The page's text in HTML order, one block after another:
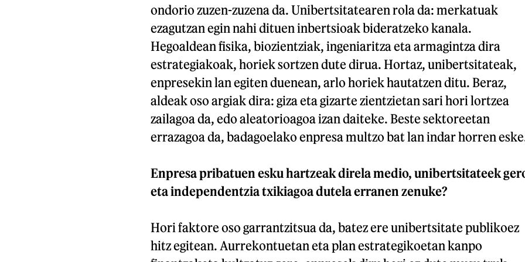
ondorio zuzen-zuzena da. Unibertsitatearen rola da: merkatuak
ezagutzan egin nahi dituen inbertsioak bideratzeko kanala.
Hegoaldean fisika, biozientziak, ingeniaritza eta armagintza dira
estrategiakoak, horiek sortzen dute dirua. Hortaz, unibertsitateak,
enpresekin lan egiten duenean, arlo horiek hautatzen ditu. Beraz,
aldeak oso argiak dira: giza eta gizarte zientzietan sari hori lortzea
zailagoa da, edo aleatorioagoa izan daiteke. Beste sektoreetan
errazagoa da, badagoelako enpresa multzo bat lan indar horren
Enpresa pribatuen esku hartzeak direla medio, unibertsitateek
eta independentzia txikiagoa dutela erranen zenuke?
Hori faktore oso garrantzitsua da, batez ere unibertsitate publikoez
hitz egitean. Aurrekontuetan eta plan estrategikoetan kanpo